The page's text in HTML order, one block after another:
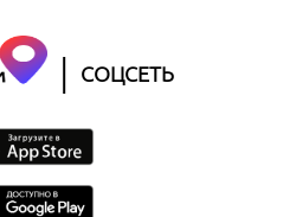
| СОЦСЕТЬ